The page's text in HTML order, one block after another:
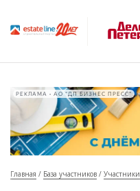
РЕКЛАМА • АО "ДП БИЗНЕС ПРЕСС"
Главная База участников Участники